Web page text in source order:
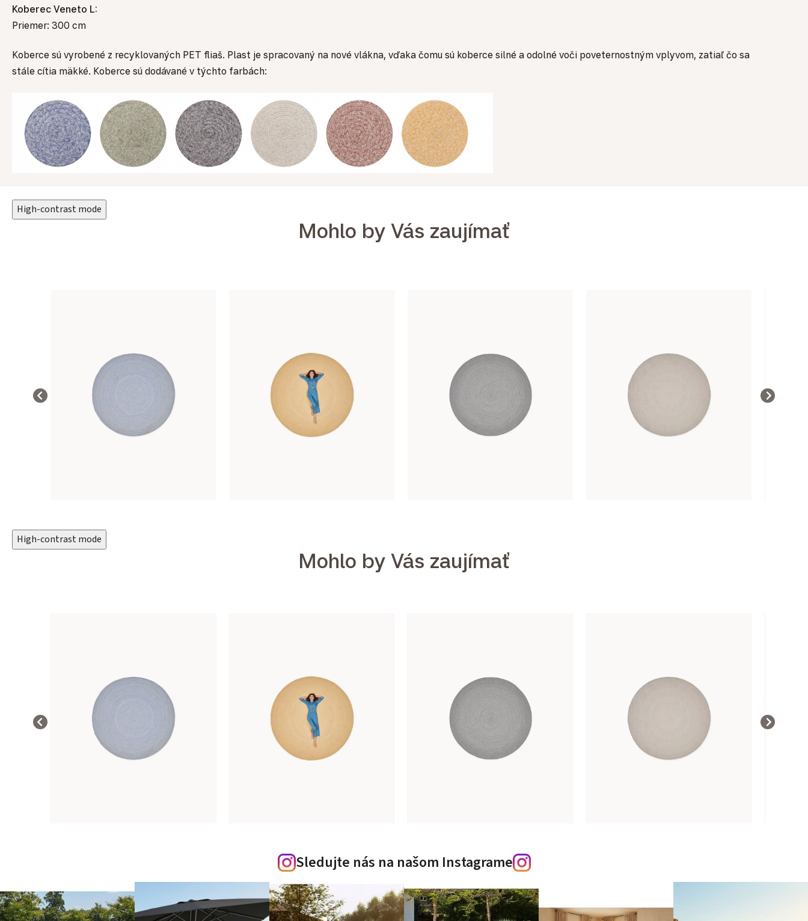
Koberec Veneto L:
Priemer: 300 cm
Koberce sú vyrobené z recyklovaných PET fliaš. Plast je spracovaný na nové vlákna, vďaka čomu sú koberce silné a odolné voči poveternostným vplyvom, zatiaľ čo sa
stále cítia mäkké. Koberce sú dodávané v týchto farbách:
High-contrast mode
Mohlo by Vás zaujímať
High-contrast mode
Mohlo by Vás zaujímať
Sledujte nás na našom Instagrame